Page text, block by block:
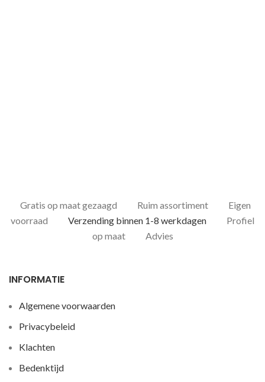
Gratis op maat gezaagd Ruim assortiment
Eigen
voorraad
Verzending binnen 1-8 werkdagen
Profiel
op maat
Advies
INFORMATIE
Algemene voorwaarden
Privacybeleid
Klachten
Bedenktijd